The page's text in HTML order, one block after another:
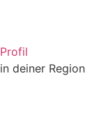
deiner Region